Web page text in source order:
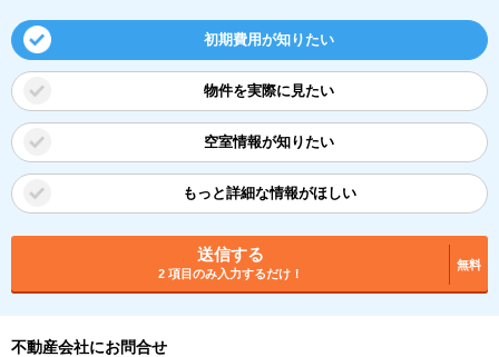
初期費用が知りたい
物件を実際に見たい
空室情報が知りたい
もっと詳細な情報がほしい
送信する
2 項目のみ入力するだけ！
無料
不動産会社にお問合せ